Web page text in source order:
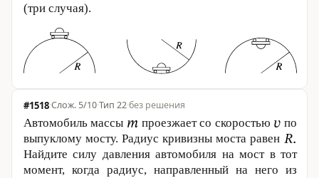
(три случая).
#1518· 5/10·Тип 22·без решения
Автомобиль массы проезжает со скоростью
по
выпуклому мосту. Радиус кривизны моста равен
Найдите силу давления автомобиля на мост в тот
момент, когда радиус, направленный на него из